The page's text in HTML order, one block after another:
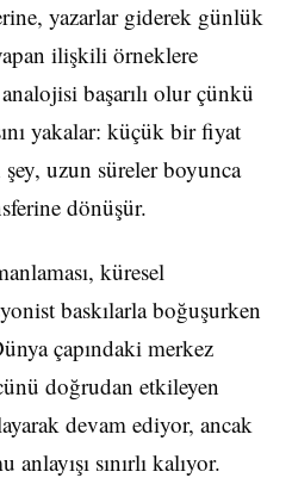
yazarlar giderek günlük
ilişkili örneklere
başarılı olur çünkü
yakalar: küçük bir fiyat
uzun süreler boyunca
dönüşür.
küresel
baskılarla boğuşurken
çapındaki merkez
doğrudan etkileyen
devam ediyor, ancak
sınırlı kalıyor.